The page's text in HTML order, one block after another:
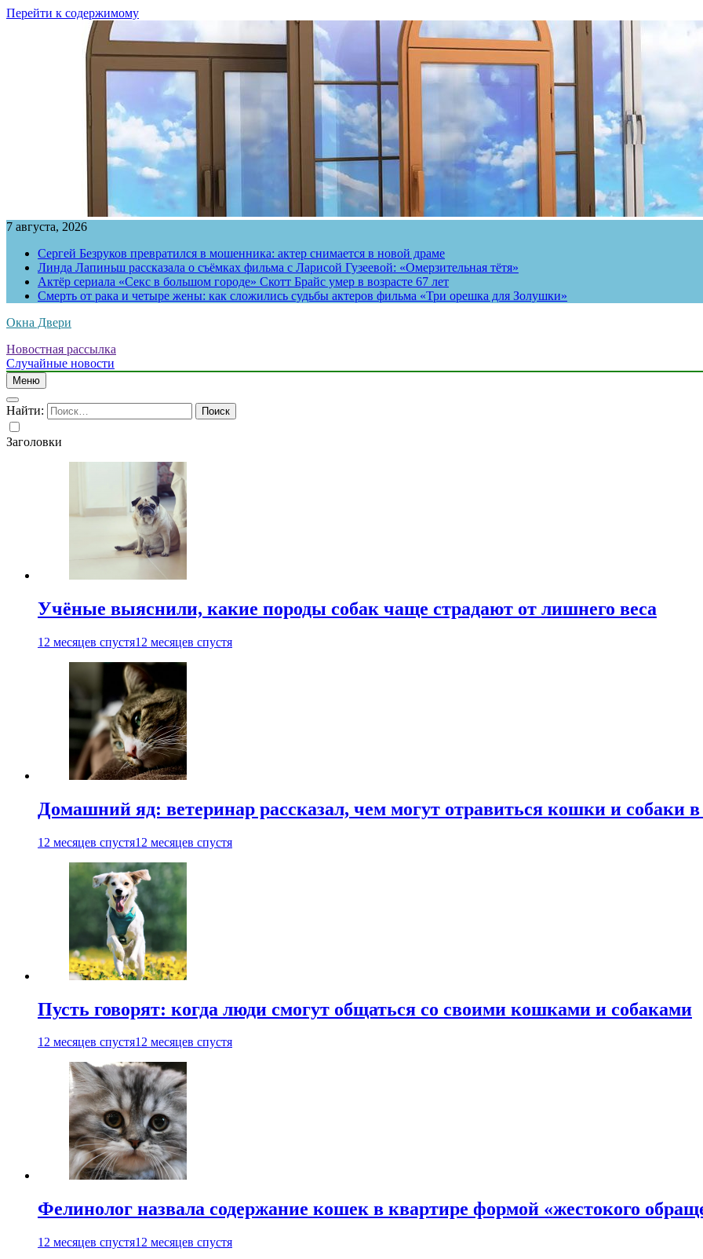
Перейти к содержимому
7 августа, 2026
Сергей Безруков превратился в мошенника: актер снимается в новой драме
Линда Лапиньш рассказала о съёмках фильма с Ларисой Гузеевой: «Омерзительная тётя»
Актёр сериала «Секс в большом городе» Скотт Брайс умер в возрасте 67 лет
Смерть от рака и четыре жены: как сложились судьбы актеров фильма «Три орешка для Золушки»
Окна Двери
Новостная рассылка
Случайные новости
Меню
Найти:
Заголовки
Учёные выяснили, какие породы собак чаще страдают от лишнего веса
12 месяцев спустя12 месяцев спустя
Домашний яд: ветеринар рассказал, чем могут отравиться кошки и собаки
12 месяцев спустя12 месяцев спустя
Пусть говорят: когда люди смогут общаться со своими кошками и собаками
12 месяцев спустя12 месяцев спустя
Фелинолог назвала содержание кошек в квартире формой «жестокого
12 месяцев спустя12 месяцев спустя